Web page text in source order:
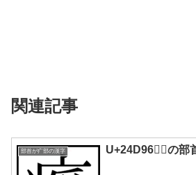
関連記事
部首が疒部の漢字 U+24D96｜𤶖の